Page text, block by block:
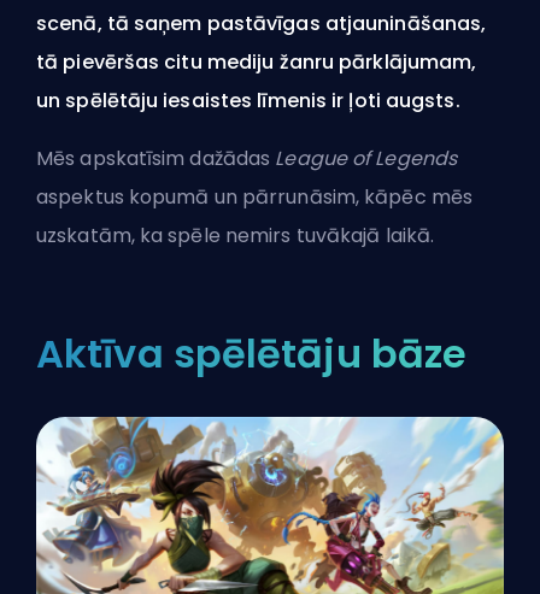
scenā, tā saņem pastāvīgas atjaunināšanas,
tā pievēršas citu mediju žanru pārklājumam,
un spēlētāju iesaistes līmenis ir ļoti augsts.
Mēs apskatīsim dažādas League of Legends
aspektus kopumā un pārrunāsim, kāpēc mēs
uzskatām, ka spēle nemirs tuvākajā laikā.
Aktīva spēlētāju bāze